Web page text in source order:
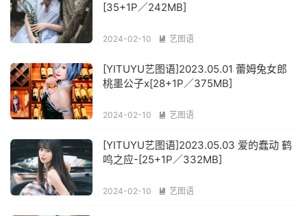
[35+1P／242MB]
2024-02-10  艺图语
[YITUYU艺图语]2023.05.01 蕾姆兔女郎
桃墨公子x[28+1P／375MB]
2024-02-10  艺图语
[YITUYU艺图语]2023.05.03 爱的蠢动 鹤
鸣之应-[25+1P／332MB]
2024-02-10  艺图语